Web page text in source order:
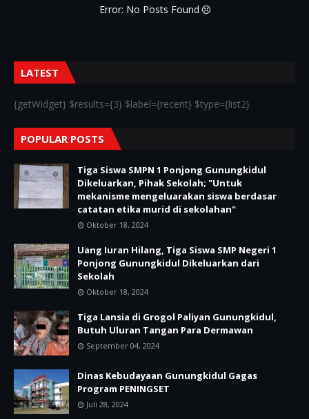
Error: No Posts Found
LATEST
{getWidget} $results={3} $label={recent} $type={list2}
POPULAR POSTS
Tiga Siswa SMPN 1 Ponjong Gunungkidul
Dikeluarkan, Pihak Sekolah; "Untuk
mekanisme mengeluarakan siswa berdasar
catatan etika murid di sekolahan"
Oktober 18, 2024
Uang Iuran Hilang, Tiga Siswa SMP Negeri 1
Ponjong Gunungkidul Dikeluarkan dari
Sekolah
Oktober 18, 2024
Tiga Lansia di Grogol Paliyan Gunungkidul,
Butuh Uluran Tangan Para Dermawan
September 04, 2024
Dinas Kebudayaan Gunungkidul Gagas
Program PENINGSET
Juli 28, 2024